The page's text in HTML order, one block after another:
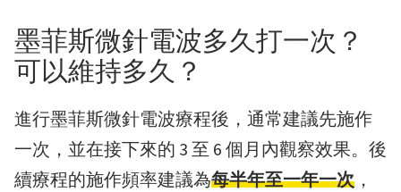
墨菲斯微針電波多久打一次？
可以維持多久？
進行墨菲斯微針電波療程後，通常建議先施作
一次，並在接下來的 3 至 6 個月內觀察效果。後
續療程的施作頻率建議為每半年至一年一次 ，